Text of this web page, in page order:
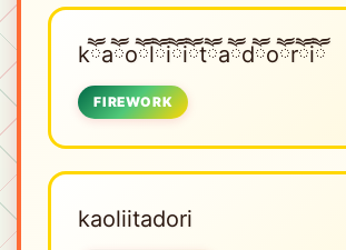
kཽaཽoཽlཽiཽiཽtཽaཽdཽoཽrཽiཽ
FIREWORK
kaoliitadori